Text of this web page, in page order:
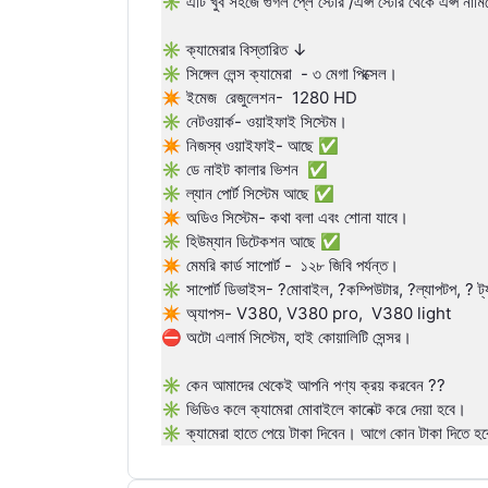
✳️ ক্যামেরার বিস্তারিত ↓
✳️ সিঙ্গেল লেন্স ক্যামেরা - ৩ মেগা পিক্সেল।
✴️ ইমেজ রেজুলেশন- 1280 HD
✳️ নেটওয়ার্ক- ওয়াইফাই সিস্টেম।
✴️ নিজস্ব ওয়াইফাই- আছে ✅
✳️ ডে নাইট কালার ভিশন ✅
✳️ ল্যান পোর্ট সিস্টেম আছে ✅
✴️ অডিও সিস্টেম- কথা বলা এবং শোনা যাবে।
✳️ হিউম্যান ডিটেকশন আছে ✅
✴️ মেমরি কার্ড সাপোর্ট - ১২৮ জিবি পর্যন্ত।
✳️ সাপোর্ট ডিভাইস- ?মোবাইল, ?️কম্পিউটার, ?ল্যাপটপ, ?
✴️ অ্যাপস- V380, V380 pro, V380 light
⛔ অটো এলার্ম সিস্টেম, হাই কোয়ালিটি সেন্সর।
✳️ কেন আমাদের থেকেই আপনি পণ্য ক্রয় করবেন ??
✳️ ভিডিও কলে ক্যামেরা মোবাইলে কানেক্ট করে দেয়া হবে।
✳️ ক্যামেরা হাতে পেয়ে টাকা দিবেন। আগে কোন টাকা দিতে